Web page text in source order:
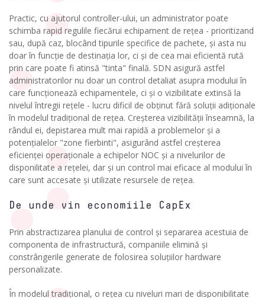
Practic, cu ajutorul controller-ului, un administrator poate
schimba rapid regulile fiecărui echipament de rețea - prioritizand
sau, după caz, blocând tipurile specifice de pachete, și asta nu
doar în funcție de destinația lor, ci și de cea mai eficientă rută
prin care poate fi atinsă "tinta" finală. SDN asigură astfel
administratorilor nu doar un control detaliat asupra modului în
care funcționează echipamentele, ci și o vizibilitate extinsă la
nivelul întregii rețele - lucru dificil de obținut fără soluții adiționale
în modelul tradițional de rețea. Creșterea vizibilității înseamnă, la
rândul ei, depistarea mult mai rapidă a problemelor și a
potențialelor "zone fierbinti", asigurând astfel creșterea
eficienței operaționale a echipelor NOC și a nivelurilor de
disponilitate a rețelei, dar și un control mai eficace al modului în
care sunt accesate și utilizate resursele de rețea.
De unde vin economiile CapEx
Prin abstractizarea planului de control și separarea acestuia de
componenta de infrastructură, companiile elimină și
constrângerile generate de folosirea soluțiilor hardware
personalizate.
În modelul tradițional, o rețea cu niveluri mari de disponibilitate